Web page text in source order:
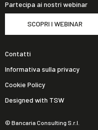
Partecipa ai nostri webinar
SCOPRI I WEBINAR
© Bancaria Consulting S.r.l.
Contatti
Informativa sulla privacy
Cookie Policy
Designed with TSW